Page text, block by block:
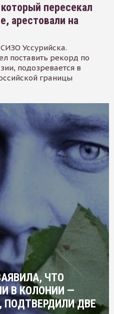
пересекал
арестовали на
Уссурийска.
поставить рекорд по
подозревается в
границы
ЧТО
В КОЛОНИИ —
ПОДТВЕРДИЛИ ДВЕ